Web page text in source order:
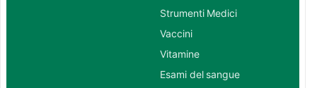
Strumenti Medici
Vaccini
Vitamine
Esami del sangue